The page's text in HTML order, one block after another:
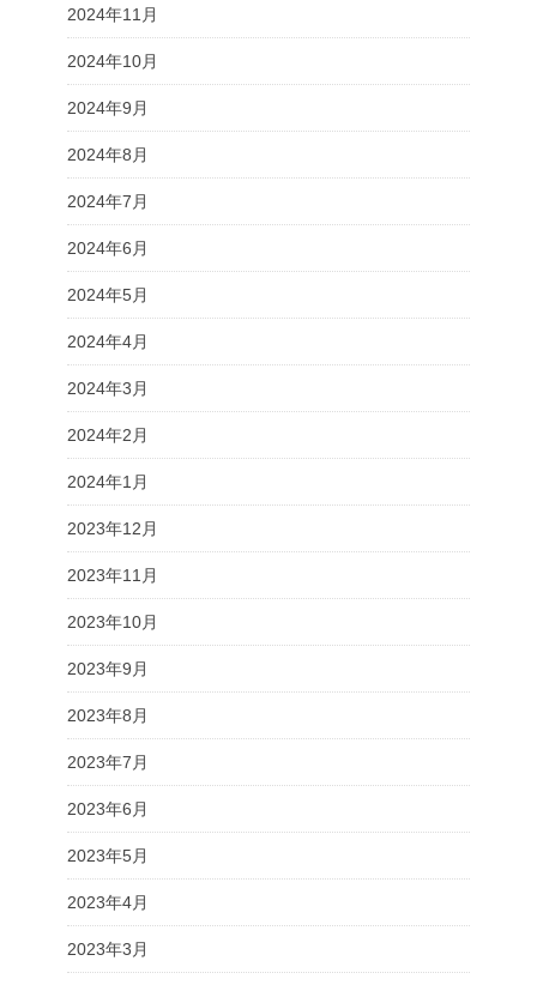
2024年11月
2024年10月
2024年9月
2024年8月
2024年7月
2024年6月
2024年5月
2024年4月
2024年3月
2024年2月
2024年1月
2023年12月
2023年11月
2023年10月
2023年9月
2023年8月
2023年7月
2023年6月
2023年5月
2023年4月
2023年3月